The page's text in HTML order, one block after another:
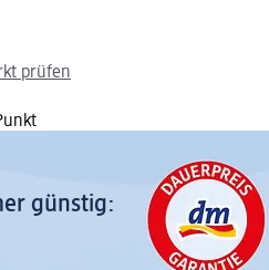
prüfen
günstig: